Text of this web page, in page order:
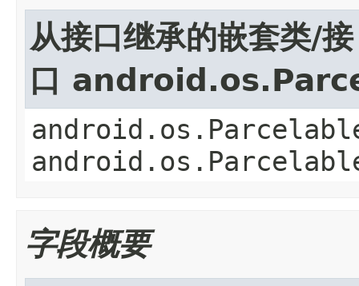
从接口继承的嵌套类/接
口
字段概要